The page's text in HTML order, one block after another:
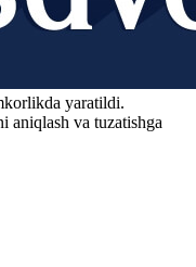
yaratildi.
aniqlash va tuzatishga